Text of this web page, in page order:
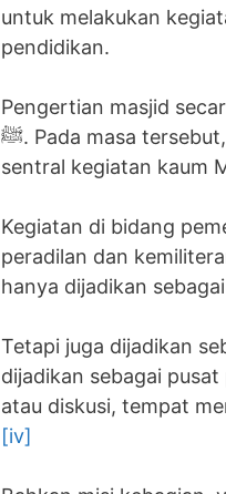
untuk melakukan
pendidikan.
Pengertian masjid
ﷺ. Pada masa tersebut, dengan bentuknya yang sederhana, masjid dijadikan sebagai pusat atau
sentral kegiatan kaum
Kegiatan di bidang
peradilan dan
hanya dijadikan
Tetapi juga dijadikan
dijadikan sebagai
atau diskusi, tempat
[iv]